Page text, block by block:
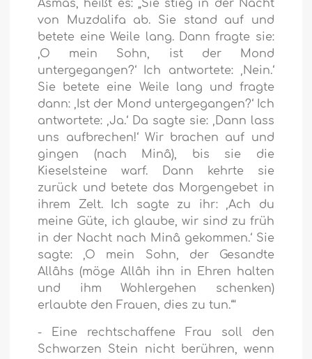
Asmâs, heißt es: „Sie stieg in der Nacht
von Muzdalifa ab. Sie stand auf und
betete eine Weile lang. Dann fragte sie:
‚O mein Sohn, ist der Mond
untergegangen?‘ Ich antwortete: ‚Nein.‘
Sie betete eine Weile lang und fragte
dann: ‚Ist der Mond untergegangen?‘ Ich
antwortete: ‚Ja.‘ Da sagte sie: ‚Dann lass
uns aufbrechen!‘ Wir brachen auf und
gingen (nach Minâ), bis sie die
Kieselsteine warf. Dann kehrte sie
zurück und betete das Morgengebet in
ihrem Zelt. Ich sagte zu ihr: ‚Ach du
meine Güte, ich glaube, wir sind zu früh
in der Nacht nach Minâ gekommen.‘ Sie
sagte: ‚O mein Sohn, der Gesandte
Allâhs (möge Allâh ihn in Ehren halten
und ihm Wohlergehen schenken)
erlaubte den Frauen, dies zu tun.‘“
- Eine rechtschaffene Frau soll den
Schwarzen Stein nicht berühren, wenn